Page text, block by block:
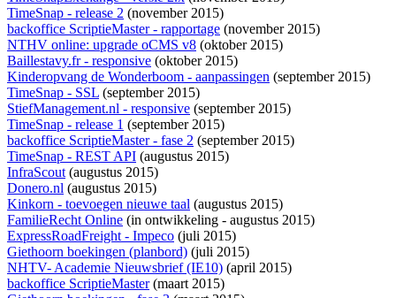
TimeSnap - release 2 (november 2015)
backoffice ScriptieMaster - rapportage (november 2015)
NTHV online: upgrade oCMS v8 (oktober 2015)
Baillestavy.fr - responsive (oktober 2015)
Kinderopvang de Wonderboom - aanpassingen (september 2015)
TimeSnap - SSL (september 2015)
StiefManagement.nl - responsive (september 2015)
TimeSnap - release 1 (september 2015)
backoffice ScriptieMaster - fase 2 (september 2015)
TimeSnap - REST API (augustus 2015)
InfraScout(augustus 2015)
Donero.nl (augustus 2015)
Kinkorn - toevoegen nieuwe taal (augustus 2015)
FamilieRecht Online (in ontwikkeling - augustus 2015)
ExpressRoadFreight - Impeco (juli 2015)
Giethoorn boekingen (planbord) (juli 2015)
NHTV- Academie Nieuwsbrief (IE10) (april 2015)
backoffice ScriptieMaster(maart 2015)